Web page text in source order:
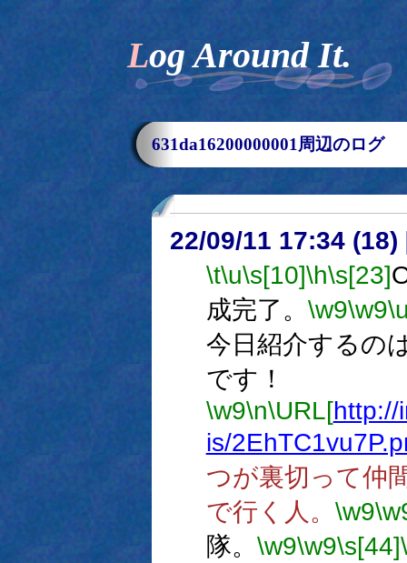
Log Around It.
631da16200000001周辺のログ
22/09/11 17:34 (18)
\t\u\s[10]\h\s[23]
成完了。 \w9\w9
今日紹介するの
です！
\w9\n\URL[http://
is/
つが裏切って仲
で行く人。 \w9
隊。 \w9\w9\s[44]